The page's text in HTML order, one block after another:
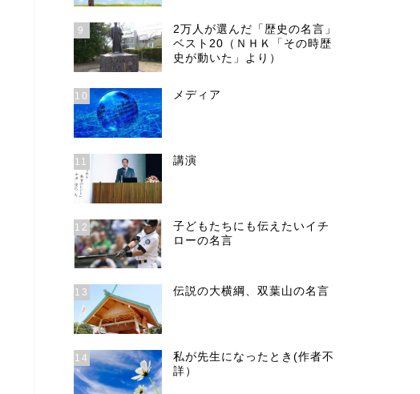
9
2万人が選んだ「歴史の名言」
ベスト20（ＮＨＫ「その時歴
史が動いた」より）
10 メディア
11 講演
12
子どもたちにも伝えたいイチ
ローの名言
13 伝説の大横綱、双葉山の名言
14
私が先生になったとき(作者不
詳）